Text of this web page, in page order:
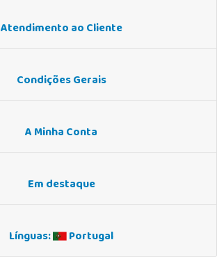
Atendimento ao Cliente
Condições Gerais
A Minha Conta
Em destaque
Línguas: Portugal